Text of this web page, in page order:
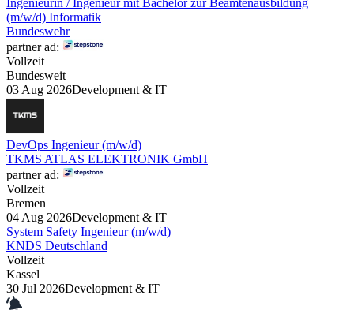
(m/w/d) Informatik
Bundeswehr
partner ad:
Vollzeit
Bundesweit
03 Aug 2026Development & IT
DevOps Ingenieur (m/w/d)
TKMS ATLAS ELEKTRONIK GmbH
partner ad:
Vollzeit
Bremen
04 Aug 2026Development & IT
System Safety Ingenieur (m/w/d)
KNDS Deutschland
Vollzeit
Kassel
30 Jul 2026Development & IT